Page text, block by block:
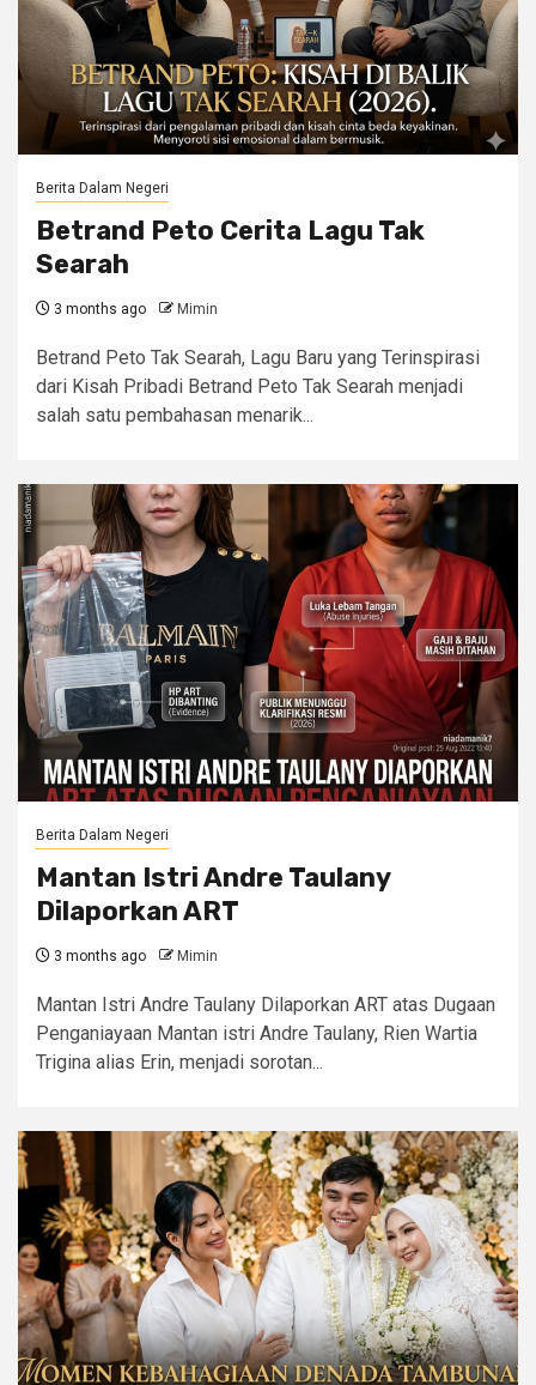
Berita Dalam Negeri
Betrand Peto Cerita Lagu Tak
Searah
3 months ago Mimin
Betrand Peto Tak Searah, Lagu Baru yang Terinspirasi
dari Kisah Pribadi Betrand Peto Tak Searah menjadi
salah satu pembahasan menarik...
Berita Dalam Negeri
Mantan Istri Andre Taulany
Dilaporkan ART
3 months ago Mimin
Mantan Istri Andre Taulany Dilaporkan ART atas Dugaan
Penganiayaan Mantan istri Andre Taulany, Rien Wartia
Trigina alias Erin, menjadi sorotan...